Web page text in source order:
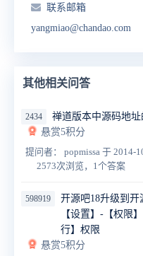
联系邮箱
yangmiao@chandao.com
其他相关问答
2434 禅道版本中源码地址
悬赏5积分
提问者： popmissa 于 2014-
2573次浏览，1个答案
598919
开源吧18升级到开
【设置】-【权限
行】权限
悬赏5积分